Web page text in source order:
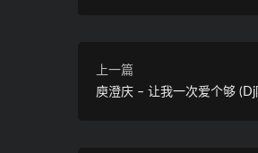
上一篇
庾澄庆 – 让我一次爱个够